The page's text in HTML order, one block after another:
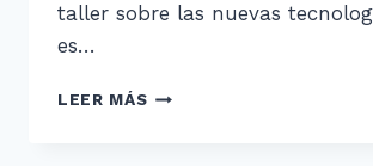
taller sobre las nuevas
es…
LEER MÁSNUEVAS